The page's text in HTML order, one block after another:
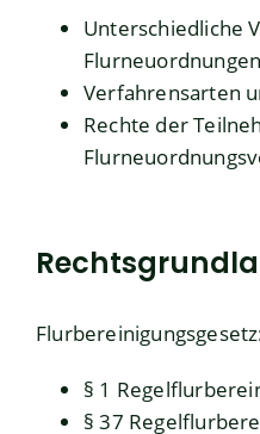
Unterschiedliche
Flurneuordnungen
Verfahrensarten
Rechte der
Flurbereinigungsgesetz
§ 1
§ 37